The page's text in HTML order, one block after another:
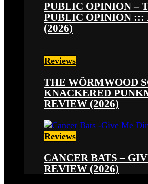
PUBLIC OPINION –
PUBLIC OPINION :::
(2026)
Reviews
THE WÖRMWOOD
KNACKERED
REVIEW (2026)
Reviews
CANCER BATS –
REVIEW (2026)